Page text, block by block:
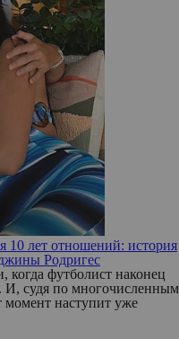
10 лет отношений: история
Родригес
когда футболист наконец
И, судя по многочисленным
наступит уже